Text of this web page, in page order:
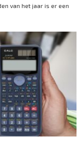
van het jaar is er een